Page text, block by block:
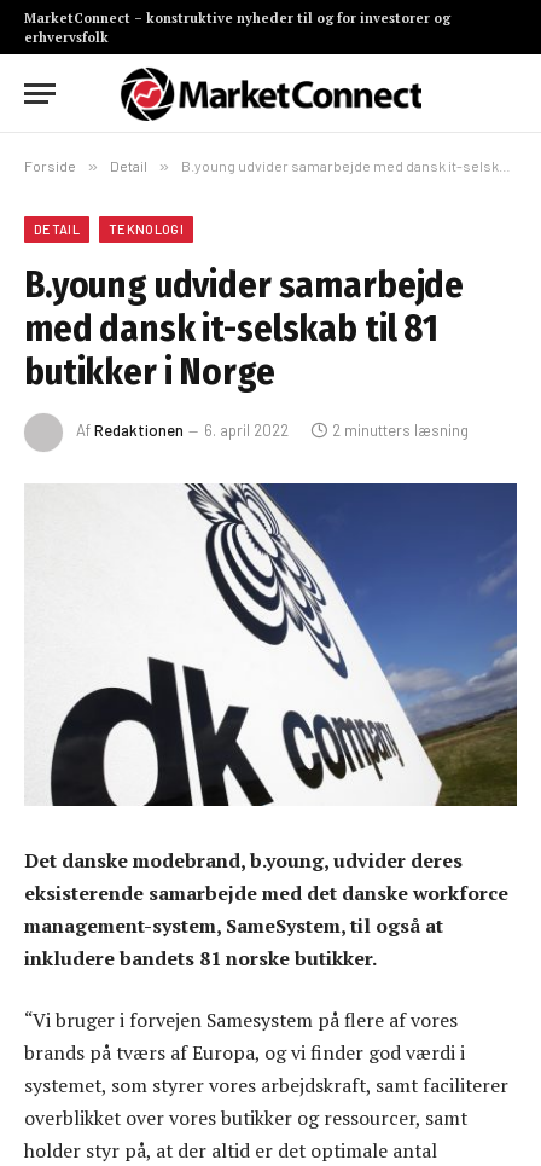
MarketConnect – konstruktive nyheder til og for investorer og
erhvervsfolk
Forside » Detail » B.young udvider samarbejde med dansk it-selskab til 81 butikker i Norge
DETAIL TEKNOLOGI
B.young udvider samarbejde
med dansk it-selskab til 81
butikker i Norge
AfRedaktionen 6. april 2022 2 minutters læsning
Det danske modebrand, b.young, udvider deres
eksisterende samarbejde med det danske workforce
management-system, SameSystem, til også at
inkludere bandets 81 norske butikker.
“Vi bruger i forvejen Samesystem på flere af vores
brands på tværs af Europa, og vi finder god værdi i
systemet, som styrer vores arbejdskraft, samt faciliterer
overblikket over vores butikker og ressourcer, samt
holder styr på, at der altid er det optimale antal